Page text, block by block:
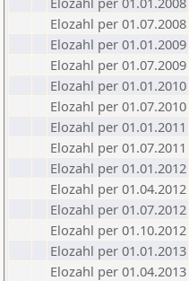
Elozahl per 01.07.2008
Elozahl per 01.01.2009
Elozahl per 01.07.2009
Elozahl per 01.01.2010
Elozahl per 01.07.2010
Elozahl per 01.01.2011
Elozahl per 01.07.2011
Elozahl per 01.01.2012
Elozahl per 01.04.2012
Elozahl per 01.07.2012
Elozahl per 01.10.2012
Elozahl per 01.01.2013
Elozahl per 01.04.2013